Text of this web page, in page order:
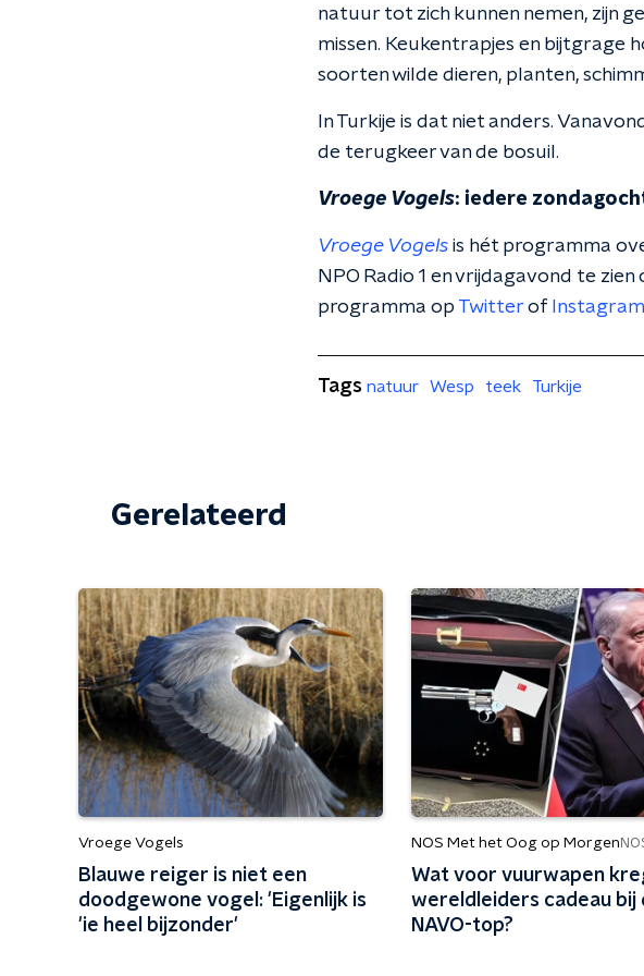
natuur tot zich kunnen nemen, zijn
missen. Keukentrapjes en bijtgrage
soorten wilde dieren, planten,
In Turkije is dat niet anders.
de terugkeer van de bosuil.
Vroege Vogels: iedere
Vroege Vogels is hét programma
NPO Radio 1 en vrijdagavond te zien
programma op Twitter of Instagram
Tags natuur Wesp teek Turkije
Gerelateerd
Vroege Vogels
Blauwe reiger is niet een
doodgewone vogel: 'Eigenlijk is
'ie heel bijzonder'
NOS Met het Oog op Morgen
Wat voor vuurwapen
wereldleiders cadeau bij
NAVO-top?